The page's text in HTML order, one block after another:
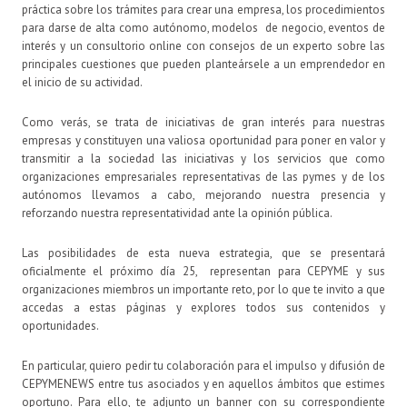
práctica sobre los trámites para crear una empresa, los procedimientos
para darse de alta como autónomo, modelos de negocio, eventos de
interés y un consultorio online con consejos de un experto sobre las
principales cuestiones que pueden planteársele a un emprendedor en
el inicio de su actividad.
Como verás, se trata de iniciativas de gran interés para nuestras
empresas y constituyen una valiosa oportunidad para poner en valor y
transmitir a la sociedad las iniciativas y los servicios que como
organizaciones empresariales representativas de las pymes y de los
autónomos llevamos a cabo, mejorando nuestra presencia y
reforzando nuestra representatividad ante la opinión pública.
Las posibilidades de esta nueva estrategia, que se presentará
oficialmente el próximo día 25, representan para CEPYME y sus
organizaciones miembros un importante reto, por lo que te invito a que
accedas a estas páginas y explores todos sus contenidos y
oportunidades.
En particular, quiero pedir tu colaboración para el impulso y difusión de
CEPYMENEWS entre tus asociados y en aquellos ámbitos que estimes
oportuno. Para ello, te adjunto un banner con su correspondiente